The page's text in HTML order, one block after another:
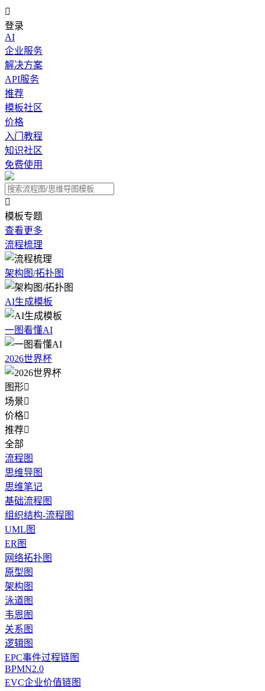

登录
AI
企业服务
解决方案
API服务
推荐
模板社区
价格
入门教程
知识社区
免费使用

模板专题
查看更多
流程梳理
架构图/拓扑图
AI生成模板
一图看懂AI
2026世界杯
图形
场景
价格
推荐
全部
流程图
思维导图
思维笔记
基础流程图
组织结构-流程图
UML图
ER图
网络拓扑图
原型图
架构图
泳道图
韦恩图
关系图
逻辑图
EPC事件过程链图
BPMN2.0
EVC企业价值链图